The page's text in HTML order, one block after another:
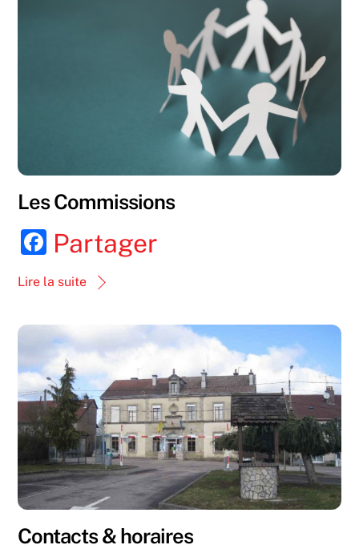
Les Commissions
F
c
e
b
o
o
k
Partager
Lire la suite
Contacts & horaires